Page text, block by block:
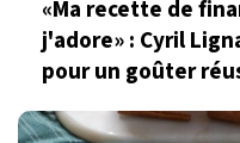
«Ma recette de
j'adore» : Cyril
pour un goûter